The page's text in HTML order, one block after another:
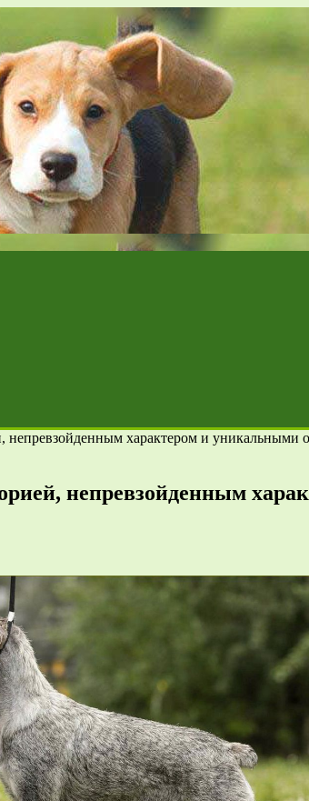
характером и уникальными
непревзойденным